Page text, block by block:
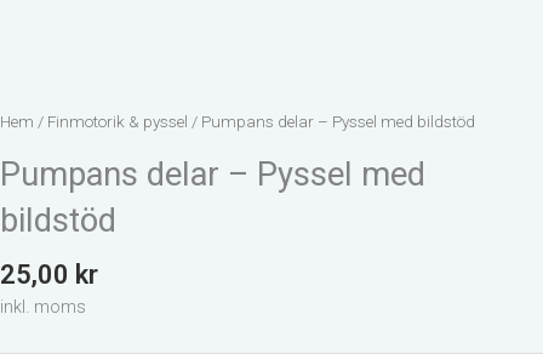
Hem / Finmotorik & pyssel / Pumpans delar – Pyssel med bildstöd
Pumpans delar – Pyssel med
bildstöd
25,00 kr
inkl. moms